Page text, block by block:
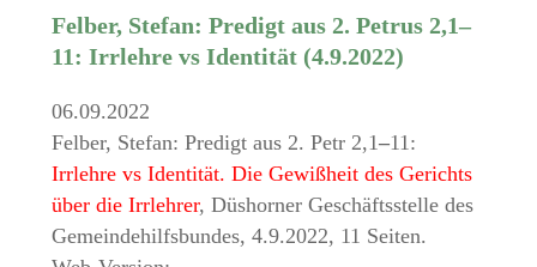
Felber, Stefan: Predigt aus 2. Petrus 2,1–
11: Irrlehre vs Identität (4.9.2022)
06.09.2022
Felber, Stefan: Predigt aus 2. Petr 2,1–11:
Irrlehre vs Identität. Die Gewißheit des Gerichts
über die Irrlehrer, Düshorner Geschäftsstelle des
Gemeindehilfsbundes, 4.9.2022, 11 Seiten.